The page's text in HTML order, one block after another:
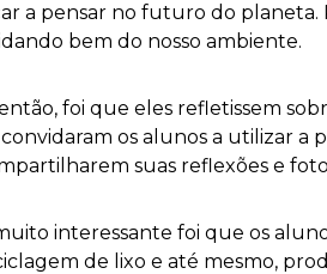
a pensar no futuro do planeta.
bem do nosso ambiente.
foi que eles refletissem
os alunos a utilizar a
suas reflexões e
interessante foi que os
de lixo e até mesmo,